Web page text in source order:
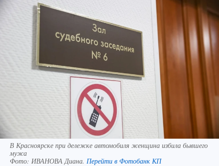
В Красноярске при дележке автомобиля женщина избила бывшего
мужа
Фото: ИВАНОВА Диана. Перейти в Фотобанк КП